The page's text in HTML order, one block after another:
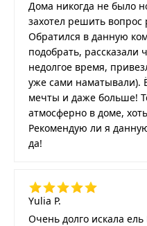
Дома никогда не было
захотел решить вопрос
Обратился в данную
подобрать, рассказали
недолгое время,
уже сами наматывали).
мечты и даже больше!
атмосферно в доме,
Рекомендую ли я
да!
Yulia P.
Очень долго искала